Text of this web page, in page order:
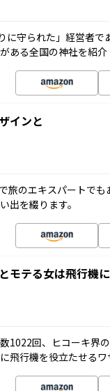
に守られた」経営者
ある全国の神社を紹介
インと
旅のエキスパートで
出を綴ります。
モテる女は飛行機
1022回、ヒコーキ界
飛行機を役立たせるワ